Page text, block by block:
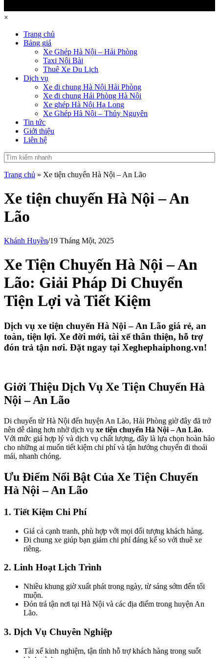
×
Trang chủ
Bảng giá
Xe Ghép Hà Nội – Hải Phòng
Taxi Nội Bài
Thuê Xe Du Lịch
Dịch vụ
Xe đi chung Hà Nội Hải Phòng
Xe đi chung Hải Phòng Hà Nội
Xe ghép Hà Nội Hạ Long
Xe Ghép Hà Nội – Thủy Nguyên
Tin tức
Giới thiệu
Liên hệ
Trang chủ » Xe tiện chuyến Hà Nội – An Lão
Xe tiện chuyến Hà Nội – An
Lão
Khánh Huyền/19 Tháng Một, 2025
Xe Tiện Chuyến Hà Nội – An
Lão: Giải Pháp Di Chuyển
Tiện Lợi và Tiết Kiệm
Dịch vụ xe tiện chuyến Hà Nội – An Lão giá rẻ, an
toàn, tiện lợi. Xe đời mới, tài xế thân thiện, hỗ trợ
đón trả tận nơi. Đặt ngay tại Xeghephaiphong.vn!
Giới Thiệu Dịch Vụ Xe Tiện Chuyến Hà
Nội – An Lão
Di chuyển từ Hà Nội đến huyện An Lão, Hải Phòng giờ đây đã trở
nên dễ dàng hơn nhờ dịch vụ xe tiện chuyến Hà Nội – An Lão.
Với mức giá hợp lý và dịch vụ chất lượng, đây là lựa chọn hoàn hảo
cho những ai muốn tiết kiệm chi phí và tận hưởng chuyến đi thoải
mái, nhanh chóng.
Ưu Điểm Nổi Bật Của Xe Tiện Chuyến
Hà Nội – An Lão
1. Tiết Kiệm Chi Phí
Giá cả cạnh tranh, phù hợp với mọi đối tượng khách hàng.
Đi chung xe giúp bạn giảm chi phí đáng kể so với thuê xe
riêng.
2. Linh Hoạt Lịch Trình
Nhiều khung giờ xuất phát trong ngày, từ sáng sớm đến tối
muộn.
Đón trả tận nơi tại Hà Nội và các địa điểm trong huyện An
Lão.
3. Dịch Vụ Chuyên Nghiệp
Tài xế kinh nghiệm, tận tình hỗ trợ khách hàng trong suốt